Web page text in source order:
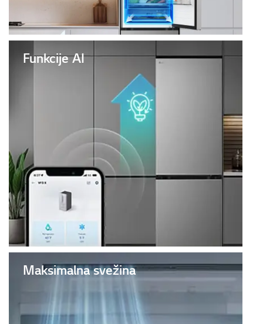
Funkcije AI
Maksimalna svežina